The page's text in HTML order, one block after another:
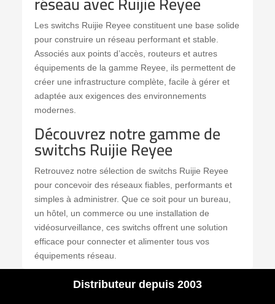
Les switchs Ruijie Reyee constituent une base solide
pour construire un réseau performant et stable.
Associés aux points d’accès, routeurs et autres
équipements de la gamme Reyee, ils permettent de
créer une infrastructure complète, facile à gérer et
adaptée aux exigences des environnements
modernes.
Découvrez notre gamme de
switchs Ruijie Reyee
Retrouvez notre sélection de switchs Ruijie Reyee
pour concevoir des réseaux fiables, performants et
simples à administrer. Que ce soit pour un bureau,
un hôtel, un commerce ou une installation de
vidéosurveillance, ces switchs offrent une solution
efficace pour connecter et alimenter tous vos
équipements réseau.
Distributeur depuis 2003